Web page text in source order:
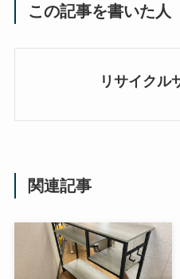
この記事を書いた人
リサイクル
関連記事